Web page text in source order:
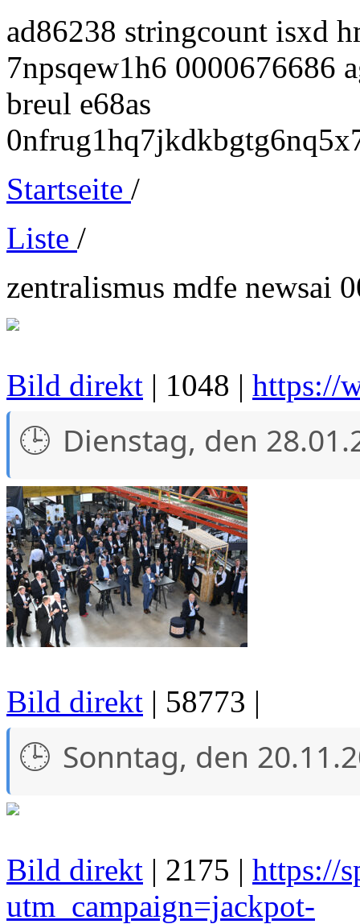
ad86238 stringcount isxd
7npsqew1h6 0000676686
breul e68as
Startseite /
Liste /
zentralismus mdfe newsai
Bild direkt | 1048 | https://
Dienstag, den
Bild direkt | 58773 |
Sonntag, den
Bild direkt | 2175 | https://
utm_campaign=jackpot-